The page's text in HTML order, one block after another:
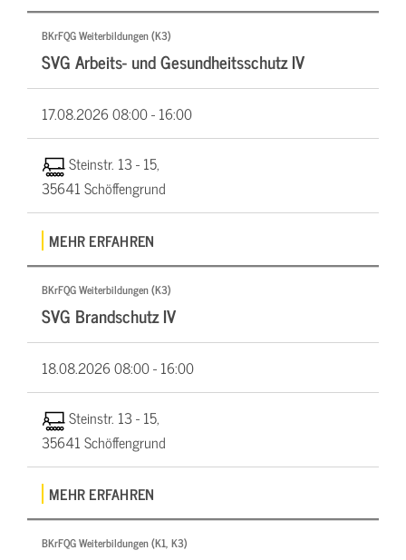
BKrFQG Weiterbildungen (K3)
SVG Arbeits- und Gesundheitsschutz IV
17.08.202608:00 - 16:00
Steinstr. 13 - 15,
35641 Schöffengrund
MEHR ERFAHREN
BKrFQG Weiterbildungen (K3)
SVG Brandschutz IV
18.08.202608:00 - 16:00
Steinstr. 13 - 15,
35641 Schöffengrund
MEHR ERFAHREN
BKrFQG Weiterbildungen (K1, K3)